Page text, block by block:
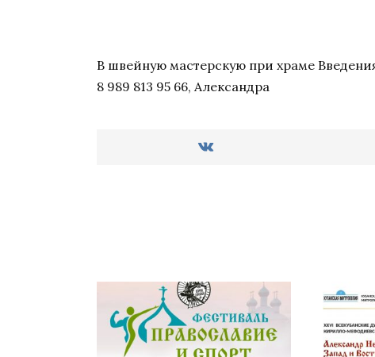
В швейную мастерскую при храме
8 989 813 95 66, Александра